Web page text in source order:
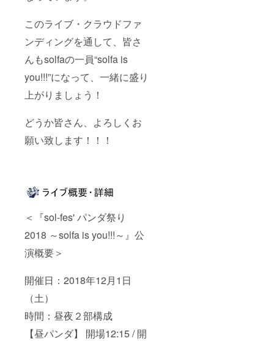
このライブ・クラウドファ
ンディングを通して、皆さ
んもsolfaの一員“solfa is
you!!!”になって、一緒に盛り
上がりましょう！
どうか皆さん、よろしくお
願い致します！！！
＜『sol-fes' パンダ祭り
2018 ～solfa is you!!!～』公
演概要＞
開催日：2018年12月1日
（土）
時間：昼夜２部構成
【昼パンダ】 開場12:15 / 開